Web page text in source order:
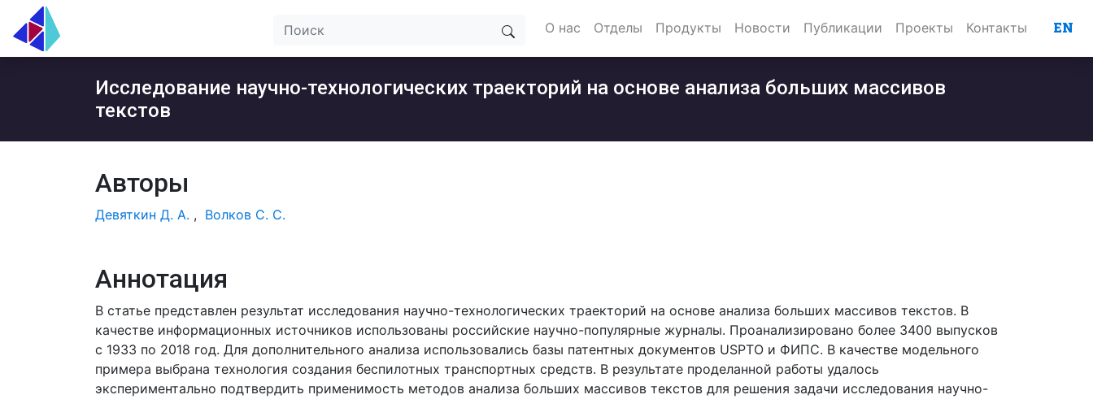
О нас Отделы Продукты Новости Публикации Проекты Контакты EN
Исследование научно-технологических траекторий на основе анализа больших массивов
текстов
Авторы
Девяткин Д. А. , Волков С. С.
Аннотация
В статье представлен результат исследования научно-технологических траекторий на основе анализа больших массивов текстов. В
качестве информационных источников использованы российские научно-популярные журналы. Проанализировано более 3400 выпусков
с 1933 по 2018 год. Для дополнительного анализа использовались базы патентных документов USPTO и ФИПС. В качестве модельного
примера выбрана технология создания беспилотных транспортных средств. В результате проделанной работы удалось
экспериментально подтвердить применимость методов анализа больших массивов текстов для решения задачи исследования научно-